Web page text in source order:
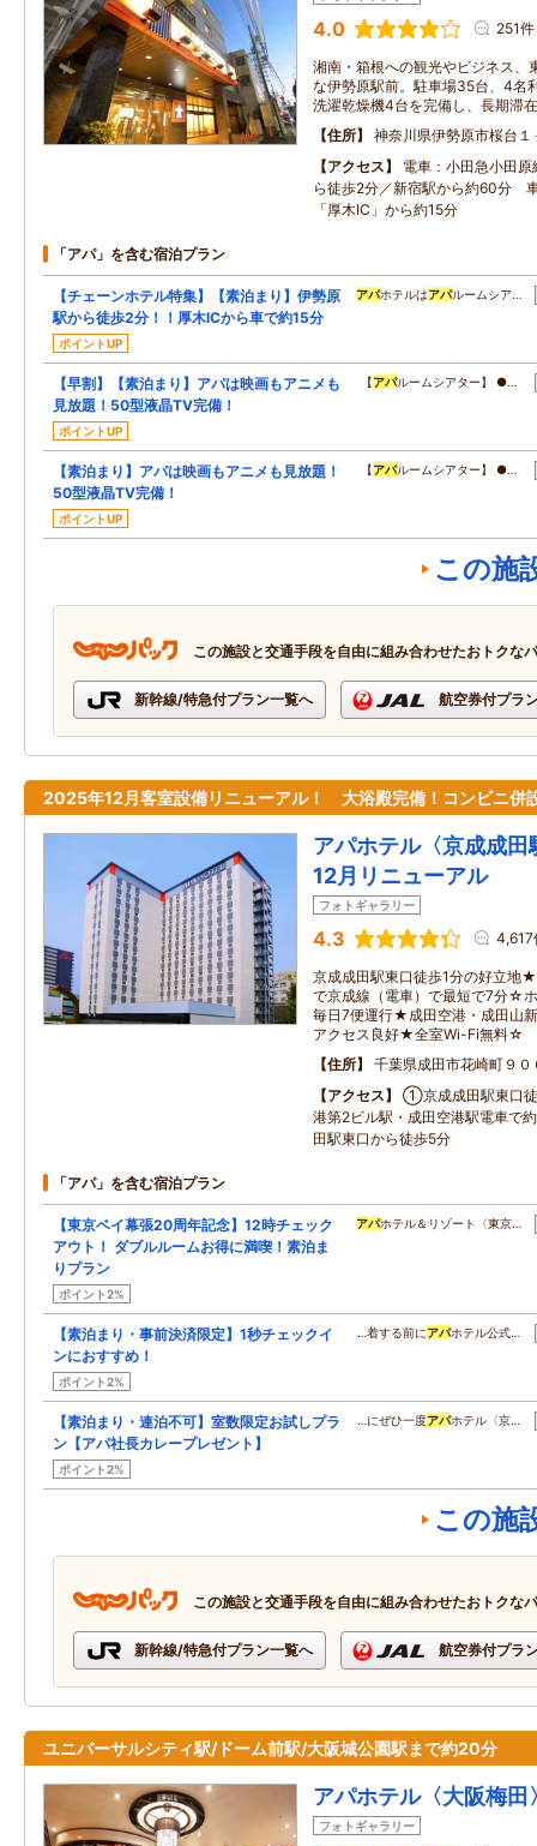
4.0 251件
湘南・箱根への観光やビジネス、
な伊勢原駅前。駐車場35台、4名
洗濯乾燥機4台を完備し、長期滞
住所
神奈川県伊勢原市桜台１
アクセス
電車：小田急小田
ら徒歩2分／新宿駅から約60分
「厚木IC」から約15分
「アパ」を含む宿泊プラン
【チェーンホテル特集】【素泊まり】伊勢原
駅から徒歩2分！！厚木ICから車で約15分
ポイントUP
アパホテルはアパルームシア…
【早割】【素泊まり】アパは映画もアニメも
見放題！50型液晶TV完備！
ポイントUP
【アパルームシアター】 ●…
【素泊まり】アパは映画もアニメも見放題！
50型液晶TV完備！
ポイントUP
【アパルームシアター】 ●…
この施
この施設と交通手段を自由に組み合わせたおトクな
新幹線/特急付プラン一覧へ 航空券付プラ
2025年12月客室設備リニューアル！ 大浴殿完備！コンビニ併
アパホテル〈京成成
12月リニューアル
フォトギャラリー
4.3 4,617
京成成田駅東口徒歩1分の好立地
で京成線（電車）で最短で7分☆
毎日7便運行★成田空港・成田山
アクセス良好★全室Wi-Fi無料☆
住所
千葉県成田市花崎町９０
アクセス
①京成成田駅東口
港第2ビル駅・成田空港駅電車
田駅東口から徒歩5分
「アパ」を含む宿泊プラン
【東京ベイ幕張20周年記念】12時チェック
アウト！ ダブルルームお得に満喫！素泊ま
りプラン
ポイント2%
アパホテル＆リゾート〈東京…
【素泊まり・事前決済限定】1秒チェックイ
ンにおすすめ！
ポイント2%
…着する前にアパホテル公式…
【素泊まり・連泊不可】室数限定お試しプラ
ン【アパ社長カレープレゼント】
ポイント2%
…にぜひ一度アパホテル〈京…
この施
この施設と交通手段を自由に組み合わせたおトクな
新幹線/特急付プラン一覧へ 航空券付プラ
ユニバーサルシティ駅/ドーム前駅/大阪城公園駅まで約20分
アパホテル〈大阪梅田
フォトギャラリー